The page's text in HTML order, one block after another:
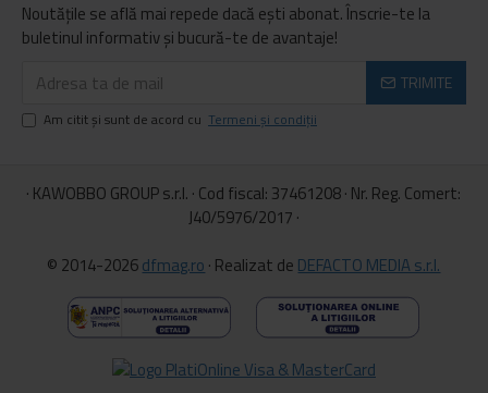
Noutățile se află mai repede dacă ești abonat. Înscrie-te la
buletinul informativ și bucură-te de avantaje!
TRIMITE
Am citit şi sunt de acord cu Termeni și condiții
· KAWOBBO GROUP s.r.l. · Cod fiscal: 37461208 · Nr. Reg. Comert:
J40/5976/2017 ·
© 2014-2026dfmag.ro · Realizat de DEFACTO MEDIA s.r.l.